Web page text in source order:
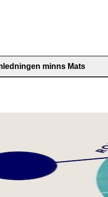
minns Mats